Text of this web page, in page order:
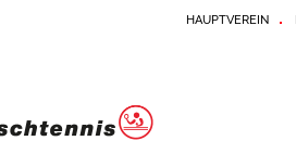
HAUPTVEREIN